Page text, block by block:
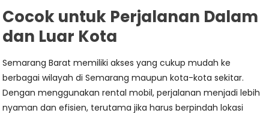
Cocok untuk Perjalanan Dalam
dan Luar Kota
Semarang Barat memiliki akses yang cukup mudah ke
berbagai wilayah di Semarang maupun kota-kota sekitar.
Dengan menggunakan rental mobil, perjalanan menjadi lebih
nyaman dan efisien, terutama jika harus berpindah lokasi